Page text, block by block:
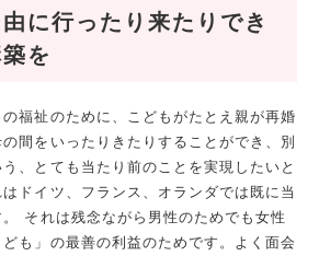
に行ったり来たりでき
を
福祉のために、こどもがたとえ親が再婚
間をいったりきたりすることができ、別
、とても当たり前のことを実現したいと
ドイツ、フランス、オランダでは既に当
それは残念ながら男性のためでも女性
も」の最善の利益のためです。よく面会